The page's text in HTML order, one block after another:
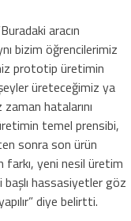
aracın
bizim öğrencilerimiz
prototip üretimin
üreteceğimiz ya
hatalarını
temel prensibi,
sonra son ürün
farkı, yeni nesil üretim
hassasiyetler göz
diye belirtti.